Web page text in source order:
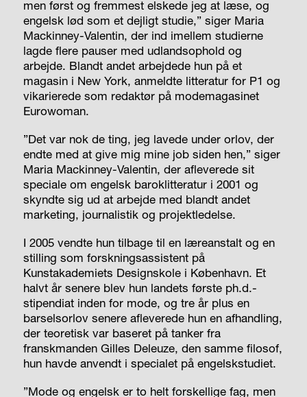
men først og fremmest elskede jeg at læse, og
engelsk lød som et dejligt studie,” siger Maria
Mackinney-Valentin, der ind imellem studierne
lagde flere pauser med udlandsophold og
arbejde. Blandt andet arbejdede hun på et
magasin i New York, anmeldte litteratur for P1 og
vikarierede som redaktør på modemagasinet
Eurowoman.
”Det var nok de ting, jeg lavede under orlov, der
endte med at give mig mine job siden hen,” siger
Maria Mackinney-Valentin, der afleverede sit
speciale om engelsk baroklitteratur i 2001 og
skyndte sig ud at arbejde med blandt andet
marketing, journalistik og projektledelse.
I 2005 vendte hun tilbage til en læreanstalt og en
stilling som forskningsassistent på
Kunstakademiets Designskole i København. Et
halvt år senere blev hun landets første ph.d.-
stipendiat inden for mode, og tre år plus en
barselsorlov senere afleverede hun en afhandling,
der teoretisk var baseret på tanker fra
franskmanden Gilles Deleuze, den samme filosof,
hun havde anvendt i specialet på engelskstudiet.
”Mode og engelsk er to helt forskellige fag, men